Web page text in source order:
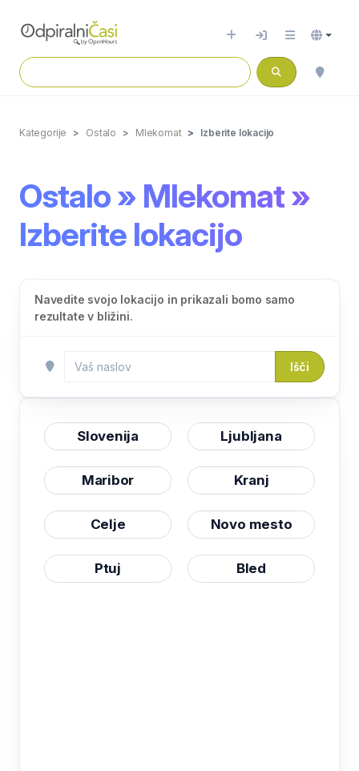
Kategorije Ostalo Mlekomat Izberite lokacijo
Ostalo » Mlekomat »
Izberite lokacijo
Navedite svojo lokacijo in prikazali bomo samo
rezultate v bližini.
Išči
Slovenija Ljubljana
Maribor Kranj
Celje Novo mesto
Ptuj Bled